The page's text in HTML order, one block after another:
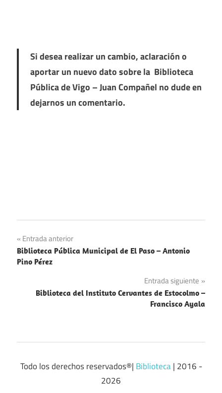
Si desea realizar un cambio, aclaración o
aportar un nuevo dato sobre la Biblioteca
Pública de Vigo – Juan Compañel no dude en
dejarnos un comentario.
Navegación
de
Entrada anterior
Biblioteca Pública Municipal de El Paso – Antonio
Pino Pérez
Entrada siguiente
Biblioteca del Instituto Cervantes de Estocolmo –
Francisco Ayala
Todo los derechos reservados®| Biblioteca| 2016 -
2026